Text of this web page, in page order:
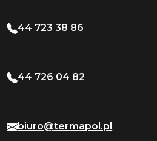
44 723 38 86
44 726 04 82
biuro@termapol.pl